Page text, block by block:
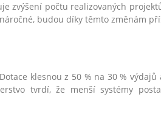
zvýšení počtu realizovaných
budou díky těmto změnám
klesnou z 50 % na 30 % výdajů
tvrdí, že menší systémy